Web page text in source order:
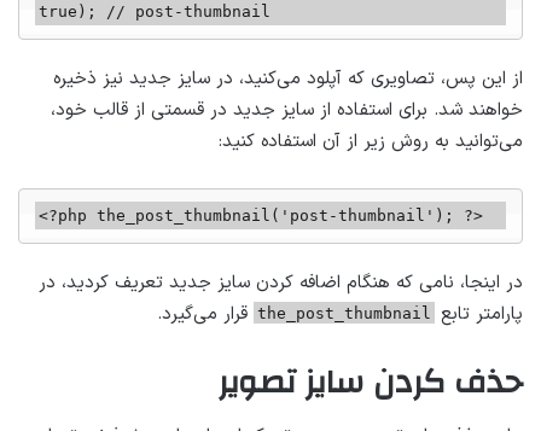
true); // post-thumbnail
از این پس، تصاویری که آپلود می‌کنید، در سایز جدید نیز ذخیره
خواهند شد. برای استفاده از سایز جدید در قسمتی از قالب خود،
می‌توانید به روش زیر از آن استفاده کنید:
<?php the_post_thumbnail('post-thumbnail'); ?>
در اینجا، نامی که هنگام اضافه کردن سایز جدید تعریف کردید، در
پارامتر تابع
the_post_thumbnail قرار می‌گیرد.
حذف کردن سایز تصویر